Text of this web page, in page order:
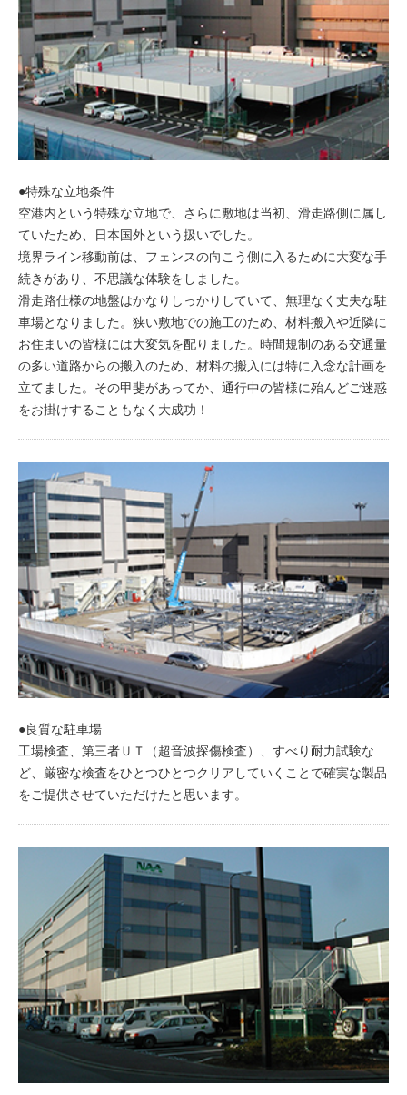
●特殊な立地条件
空港内という特殊な立地で、さらに敷地は当初、滑走路側に属し
ていたため、日本国外という扱いでした。
境界ライン移動前は、フェンスの向こう側に入るために大変な手
続きがあり、不思議な体験をしました。
滑走路仕様の地盤はかなりしっかりしていて、無理なく丈夫な駐
車場となりました。狭い敷地での施工のため、材料搬入や近隣に
お住まいの皆様には大変気を配りました。時間規制のある交通量
の多い道路からの搬入のため、材料の搬入には特に入念な計画を
立てました。その甲斐があってか、通行中の皆様に殆んどご迷惑
をお掛けすることもなく大成功！
●良質な駐車場
工場検査、第三者ＵＴ（超音波探傷検査）、すべり耐力試験な
ど、厳密な検査をひとつひとつクリアしていくことで確実な製品
をご提供させていただけたと思います。